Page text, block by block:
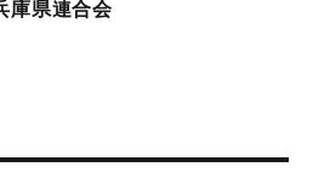
庫県連合会